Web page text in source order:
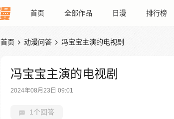
首页 全部作品 日漫 排行榜
首页  动漫问答  冯宝宝主演的电视剧
冯宝宝主演的电视剧
2024年08月23日 09:01
1个回答